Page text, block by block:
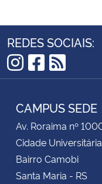
Ministério do
Ministério da Mulher, da
Secretaria-Geral
Secretaria de Governo
REDES SOCIAIS:
Instagram
RSS
CAMPUS SEDE
Av. Roraima nº
Cidade Universitária
Bairro Camobi
Santa Maria - RS